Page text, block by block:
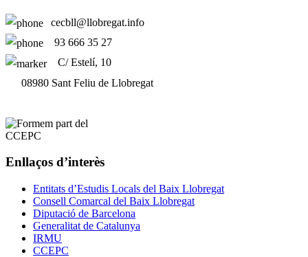
cecbll@llobregat.info
93 666 35 27
C/ Estelí, 10
08980 Sant Feliu de Llobregat
Enllaços d’interès
Entitats d’Estudis Locals del Baix Llobregat
Consell Comarcal del Baix Llobregat
Diputació de Barcelona
Generalitat de Catalunya
IRMU
CCEPC